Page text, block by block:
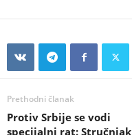
Prethodni članak
Protiv Srbije se vodi
specijalni rat: Stručnjak